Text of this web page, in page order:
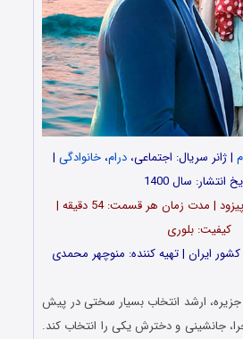
| ژانر سریال: اجتماعی،درام،خانوادگی |
انتشار: سال 1400
تعداد قسمت ها: 12 اپیزود | مدت زمان هر قسمت: 54 دقیقه |
کیفیت: بلوری
ارشد انتخاب بسیار سختی در پیش
جانشینی و دخترش یکی را انتخاب کند.